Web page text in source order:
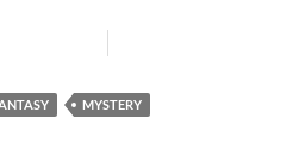
MYSTERY